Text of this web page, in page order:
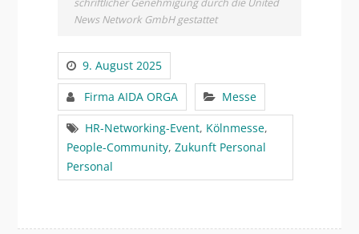
News Network GmbH gestattet
9. August 2025
Firma AIDA ORGA Messe
HR-Networking-Event, Kölnmesse,
People-Community, Zukunft Personal
Personal